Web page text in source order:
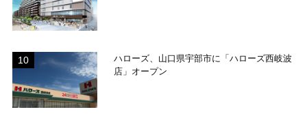
ハローズ、山口県宇部市に「ハローズ西岐波
店」オープン